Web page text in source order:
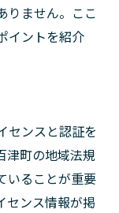
りません。ここ
イントを紹介
センスと認証を
津町の地域法規
いることが重要
センス情報が掲